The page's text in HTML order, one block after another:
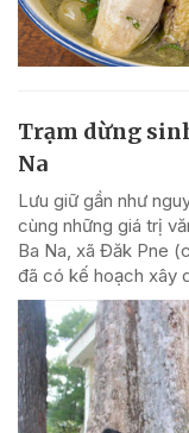
Trạm dừng
Na
Lưu giữ gần như
cùng những giá trị
Ba Na, xã Đăk Pne
đã có kế hoạch xây